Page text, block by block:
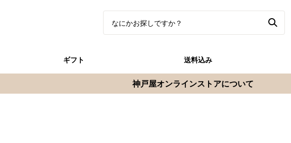
ギフト 送料込み
神戸屋オンラインストアについて